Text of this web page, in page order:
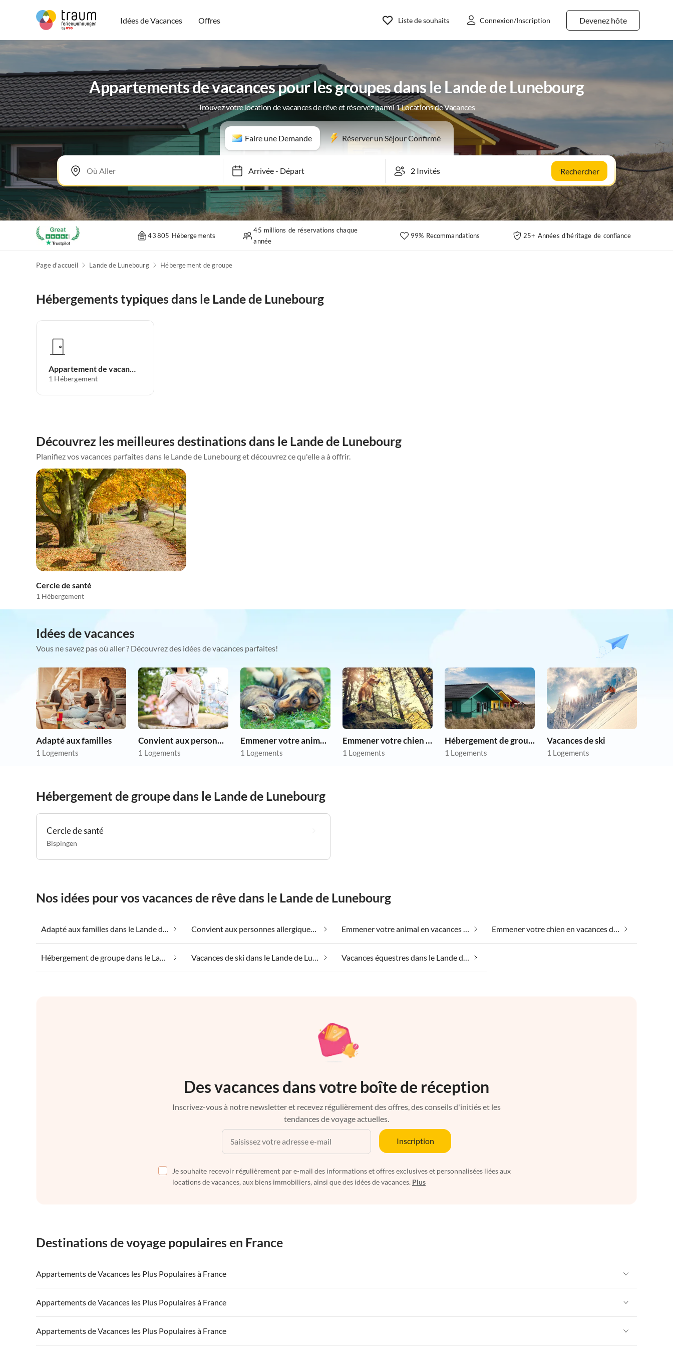
Idées de Vacances Offres Devenez hôte
Liste de souhaits Connexion/Inscription
Appartements de vacances pour les groupes dans le Lande de Lunebourg
Trouvez votre location de vacances de rêve et réservez parmi 1 Locations de Vacances
Faire une Demande Réserver un Séjour Confirmé
Arrivée-Départ Rechercher
43 805 Hébergements
45 millions de réservations chaque
année
99% Recommandations 25+ Années d'héritage de confiance
Page d'accueil Lande de Lunebourg Hébergement de groupe
Hébergements typiques dans le Lande de Lunebourg
Appartement de vacances
1 Hébergement
Découvrez les meilleures destinations dans le Lande de Lunebourg
Planifiez vos vacances parfaites dans le Lande de Lunebourg et découvrez ce qu'elle a à offrir.
Cercle de santé
1 Hébergement
Idées de vacances
Vous ne savez pas où aller ? Découvrez des idées de vacances parfaites!
Adapté aux familles
1 Logements
Convient aux personnes allergiques
1 Logements
Emmener votre animal en vacances
1 Logements
Emmener votre chien en vacances
1 Logements
Hébergement de groupe
1 Logements
Vacances de ski
1 Logements
Hébergement de groupe dans le Lande de Lunebourg
Cercle de santé
Bispingen
Nos idées pour vos vacances de rêve dans le Lande de Lunebourg
Adapté aux familles dans le Lande de Lunebourg Convient aux personnes allergiques dans le Lande de Lunebourg Emmener votre animal en vacances dans le Lande de Lunebourg Emmener votre chien en vacances dans le Lande de Lunebourg
Hébergement de groupe dans le Lande de Lunebourg Vacances de ski dans le Lande de Lunebourg Vacances équestres dans le Lande de Lunebourg
Des vacances dans votre boîte de réception
Inscrivez-vous à notre newsletter et recevez régulièrement des offres, des conseils d'initiés et les
tendances de voyage actuelles.
Inscription
Je souhaite recevoir régulièrement par e-mail des informations et offres exclusives et personnalisées liées aux
locations de vacances, aux biens immobiliers, ainsi que des idées de vacances. Plus
Destinations de voyage populaires en France
Appartements de Vacances les Plus Populaires à France
Appartements de Vacances à France Appartements de Vacances à Paris-Ile de France
Appartements de Vacances à Côte atlantique Appartements de Vacances à la Normandie Appartements de Vacances à Sud de la France Appartements de Vacances à Provence
Appartements de Vacances à Côte d'Azur
Appartements de Vacances les Plus Populaires à France
Appartements de Vacances à France Appartements de Vacances à Paris-Ile de France
Appartements de Vacances les Plus Populaires à France